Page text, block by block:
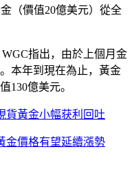
（價值20億美元）從全
指出，由於上個月金
本年到現在為止，黃金
130億美元。
貨黃金小幅获利回吐
金價格有望延續漲勢